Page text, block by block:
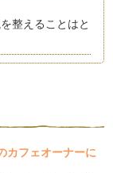
整えることはと
ょうか？ 私の
カフェオーナーに